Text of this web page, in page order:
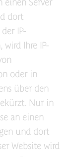
einen Server
dort
IP-
wird Ihre IP-
oder in
über den
Nur in
an einen
und dort
Website wird